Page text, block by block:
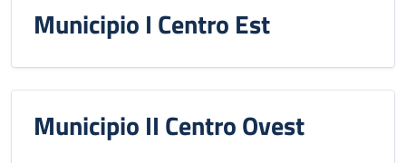
Municipio I Centro Est
Municipio II Centro Ovest